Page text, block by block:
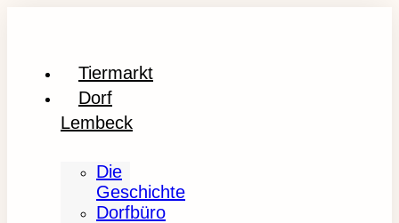
Tiermarkt
Dorf
Lembeck
Die
Geschichte
Dorfbüro